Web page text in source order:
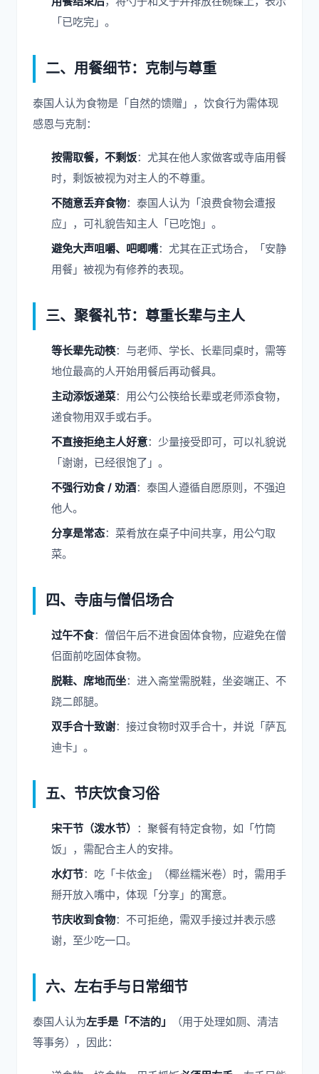
「已吃完」。
二、用餐细节：克制与尊重
泰国人认为食物是「自然的馈赠」，饮食行为需体现
感恩与克制：
按需取餐，不剩饭：尤其在他人家做客或寺庙用餐
时，剩饭被视为对主人的不尊重。
不随意丢弃食物：泰国人认为「浪费食物会遭报
应」，可礼貌告知主人「已吃饱」。
避免大声咀嚼、吧唧嘴：尤其在正式场合，「安静
用餐」被视为有修养的表现。
三、聚餐礼节：尊重长辈与主人
等长辈先动筷：与老师、学长、长辈同桌时，需等
地位最高的人开始用餐后再动餐具。
主动添饭递菜：用公勺公筷给长辈或老师添食物，
递食物用双手或右手。
不直接拒绝主人好意：少量接受即可，可以礼貌说
「谢谢，已经很饱了」。
不强行劝食 / 劝酒：泰国人遵循自愿原则，不强迫
他人。
分享是常态：菜肴放在桌子中间共享，用公勺取
菜。
四、寺庙与僧侣场合
过午不食：僧侣午后不进食固体食物，应避免在僧
侣面前吃固体食物。
脱鞋、席地而坐：进入斋堂需脱鞋，坐姿端正、不
跷二郎腿。
双手合十致谢：接过食物时双手合十，并说「萨瓦
迪卡」。
五、节庆饮食习俗
宋干节（泼水节） ：聚餐有特定食物，如「竹筒
饭」，需配合主人的安排。
水灯节：吃「卡侬金」（椰丝糯米卷）时，需用手
掰开放入嘴中，体现「分享」的寓意。
节庆收到食物：不可拒绝，需双手接过并表示感
谢，至少吃一口。
六、左右手与日常细节
泰国人认为左手是「不洁的」
（用于处理如厕、清洁
等事务），因此：